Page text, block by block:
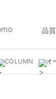
品
COLUMN オ